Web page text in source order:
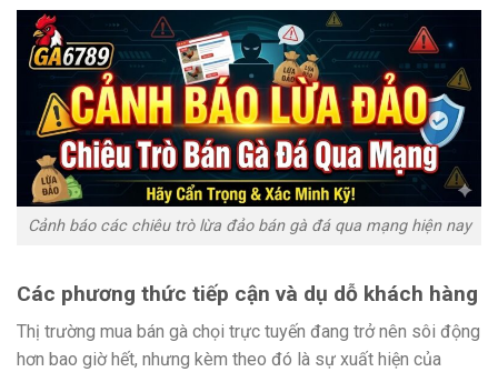
Cảnh báo các chiêu trò lừa đảo bán gà đá qua mạng hiện nay
Các phương thức tiếp cận và dụ dỗ khách hàng
Thị trường mua bán gà chọi trực tuyến đang trở nên sôi động
hơn bao giờ hết, nhưng kèm theo đó là sự xuất hiện của